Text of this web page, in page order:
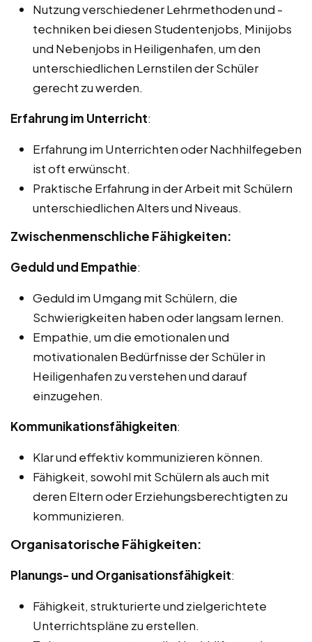
Nutzung verschiedener Lehrmethoden und -
techniken bei diesen Studentenjobs, Minijobs
und Nebenjobs in Heiligenhafen, um den
unterschiedlichen Lernstilen der Schüler
gerecht zu werden.
Erfahrung im Unterricht:
Erfahrung im Unterrichten oder Nachhilfegeben
ist oft erwünscht.
Praktische Erfahrung in der Arbeit mit Schülern
unterschiedlichen Alters und Niveaus.
Zwischenmenschliche Fähigkeiten:
Geduld und Empathie:
Geduld im Umgang mit Schülern, die
Schwierigkeiten haben oder langsam lernen.
Empathie, um die emotionalen und
motivationalen Bedürfnisse der Schüler in
Heiligenhafen zu verstehen und darauf
einzugehen.
Kommunikationsfähigkeiten:
Klar und effektiv kommunizieren können.
Fähigkeit, sowohl mit Schülern als auch mit
deren Eltern oder Erziehungsberechtigten zu
kommunizieren.
Organisatorische Fähigkeiten:
Planungs- und Organisationsfähigkeit:
Fähigkeit, strukturierte und zielgerichtete
Unterrichtspläne zu erstellen.